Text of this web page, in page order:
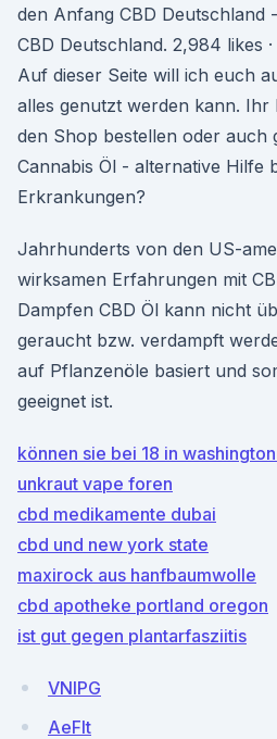
den Anfang CBD Deutschland
CBD Deutschland. 2,984 likes
Auf dieser Seite will ich euch
alles genutzt werden kann.
den Shop bestellen oder auch
Cannabis Öl - alternative Hilfe
Erkrankungen?
Jahrhunderts von den US-
wirksamen Erfahrungen mit
Dampfen CBD Öl kann nicht
geraucht bzw. verdampft
auf Pflanzenöle basiert und
geeignet ist.
können sie bei 18 in
unkraut vape foren
cbd medikamente dubai
cbd und new york state
maxirock aus hanfbaumwolle
cbd apotheke portland oregon
ist gut gegen plantarfasziitis
VNlPG
AeFlt